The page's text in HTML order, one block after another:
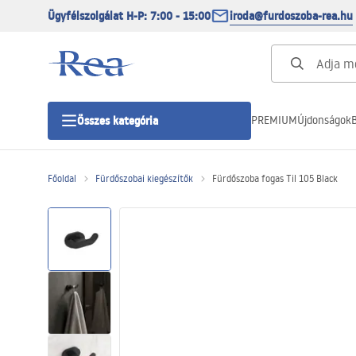
Ügyfélszolgálat H-P: 7:00 - 15:00 iroda@furdoszoba-rea.hu
Összes kategória
Zuhanyajtó
Zuhanytálcák
Zuhanylefolyók
PREMIUMÚjdonságok
Főoldal Fürdőszobai kiegészítők Fürdőszoba fogas Til 105 Black